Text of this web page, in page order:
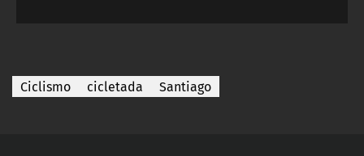
Ciclismo cicletada Santiago